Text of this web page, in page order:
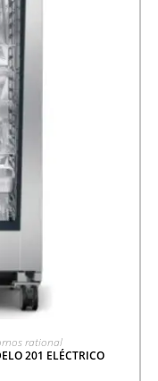
rational
201 ELÉCTRICO